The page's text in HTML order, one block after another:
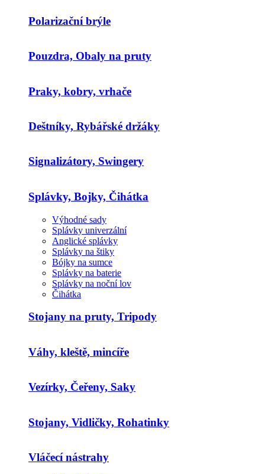
Polarizační brýle
Pouzdra, Obaly na pruty
Praky, kobry, vrhače
Deštníky, Rybářské držáky
Signalizátory, Swingery
Splávky, Bojky, Čihátka
Výhodné sady
Splávky univerzální
Anglické splávky
Splávky na štiky
Bójky na sumce
Splávky na baterie
Splávky na noční lov
Čihátka
Stojany na pruty, Tripody
Váhy, kleště, mincíře
Vezírky, Čeřeny, Saky
Stojany, Vidličky, Rohatinky
Vláčecí nástrahy